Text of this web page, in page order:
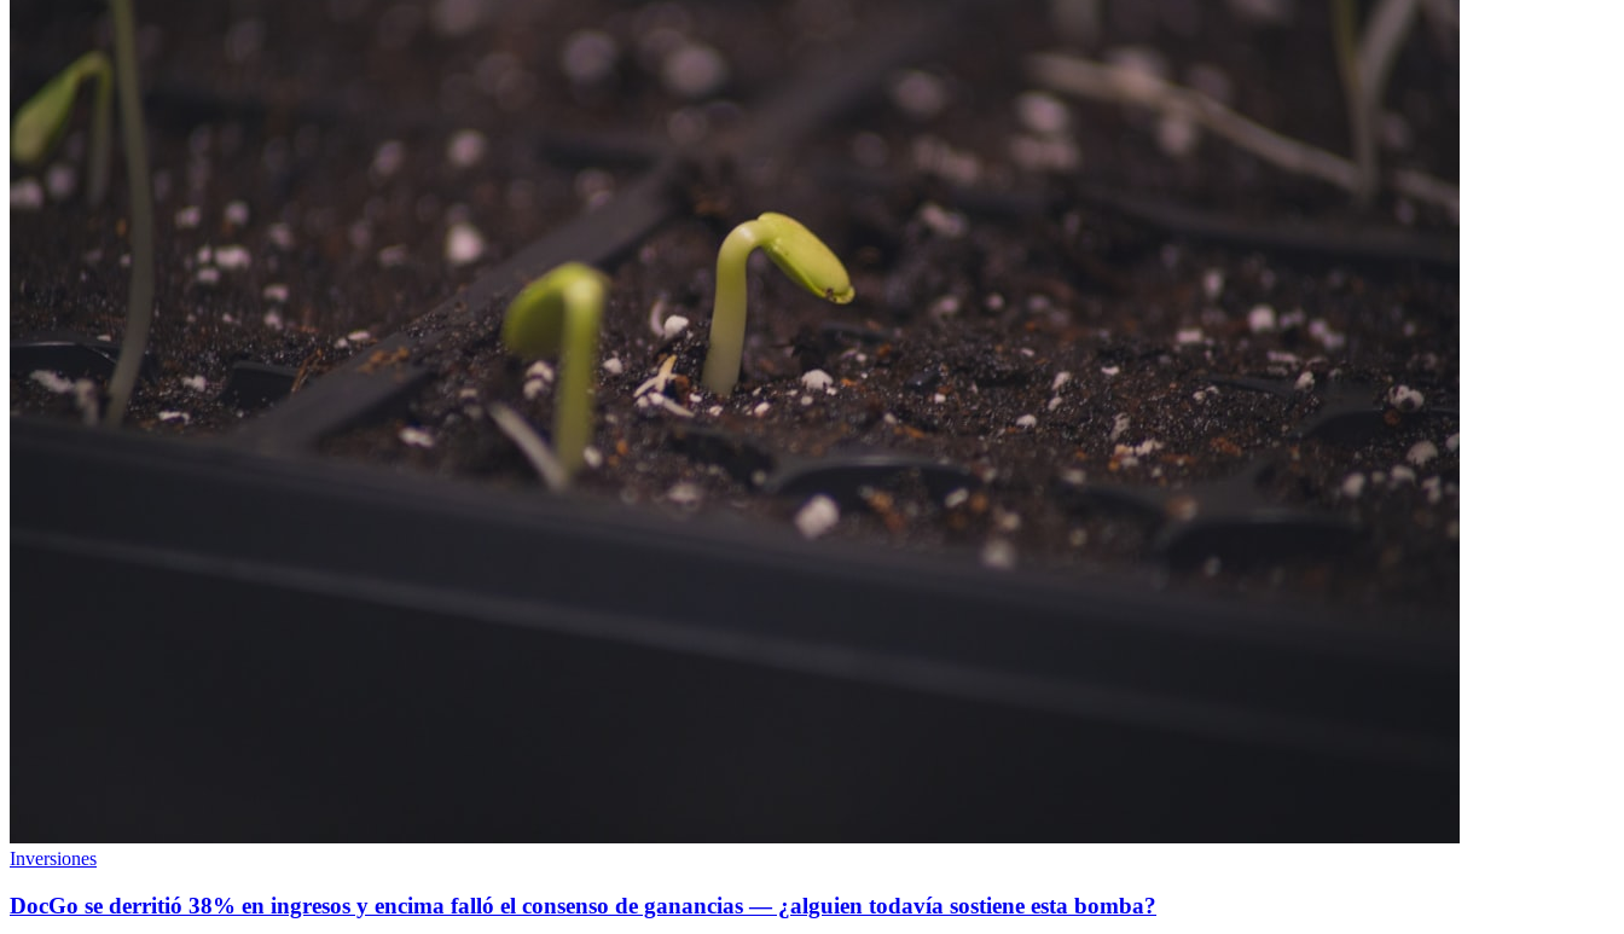
Inversiones
DocGo se derritió 38% en ingresos y encima falló el consenso de ganancias — ¿alguien todavía sostiene esta bomba?